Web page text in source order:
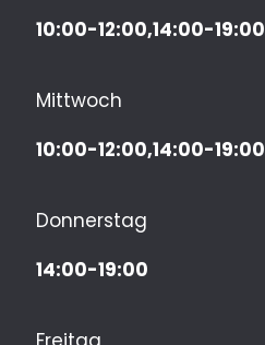
10:00-12:00,14:00-19:00
Mittwoch
10:00-12:00,14:00-19:00
Donnerstag
14:00-19:00